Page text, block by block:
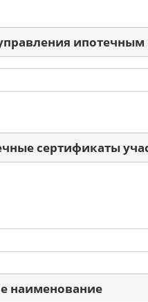
сертификаты
наименование